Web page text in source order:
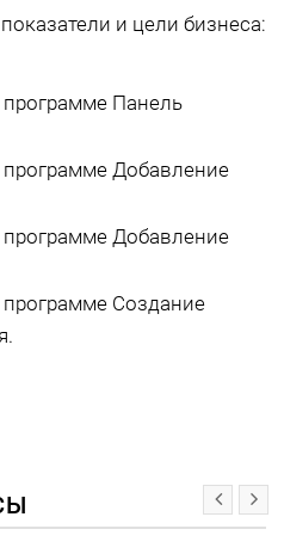
и цели бизнеса:
Панель
Добавление
Добавление
Создание